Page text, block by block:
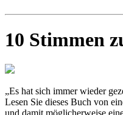
10 Stimmen
„Es hat sich immer wieder
Lesen Sie dieses Buch von
und damit möglicherweise